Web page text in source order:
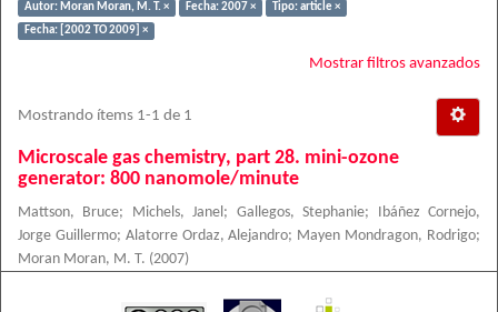
Autor: Moran Moran, M. T. ×
Fecha: 2007 ×
Tipo: article ×
Fecha: [2002 TO 2009] ×
Mostrar filtros avanzados
Mostrando ítems 1-1 de 1
Microscale gas chemistry, part 28. mini-ozone
generator: 800 nanomole/minute
Mattson, Bruce; Michels, Janel ; Gallegos, Stephanie;
Ibáñez Cornejo,
Jorge Guillermo; Alatorre Ordaz, Alejandro; Mayen Mondragon, Rodrigo;
Moran Moran, M. T. (2007)